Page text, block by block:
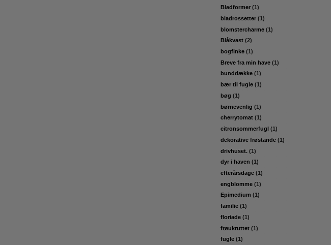
Bladformer (1)
bladrossetter (1)
blomstercharme (1)
Blåkvast (2)
bogfinke (1)
Breve fra min have (1)
bunddække (1)
bær til fugle (1)
bøg (1)
børnevenlig (1)
cherrytomat (1)
citronsommerfugl (1)
dekorative frøstande (1)
drivhuset. (1)
dyr i haven (1)
efterårsdage (1)
engblomme (1)
Epimedium (1)
familie (1)
floriade (1)
frøukruttet (1)
fugle (1)